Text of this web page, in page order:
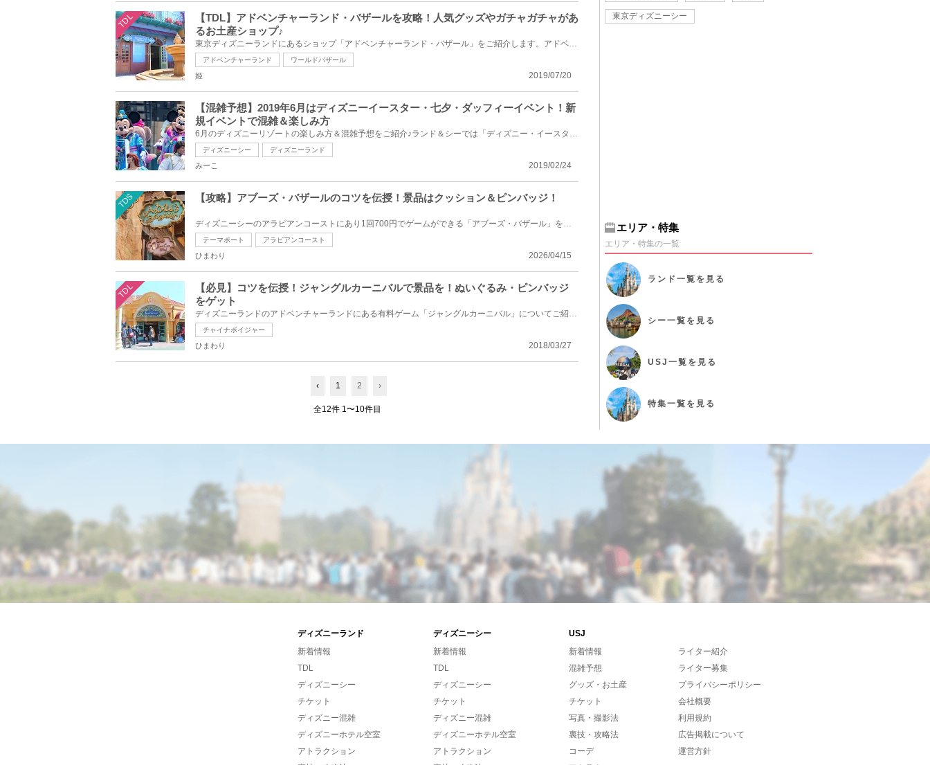
TDL
【TDL】アドベンチャーランド・バザールを攻略！人気グッズやガチャガチャがあ
るお土産ショップ♪
東京ディズニーランドにあるショップ「アドベンチャーランド・バザール」をご紹介します。アドベンチャ...
アドベンチャーランド ワールドバザール
2019/07/20
姫
【混雑予想】2019年6月はディズニーイースター・七夕・ダッフィーイベント！新
規イベントで混雑＆楽しみ方
6月のディズニーリゾートの楽しみ方＆混雑予想をご紹介♪ランド＆シーでは「ディズニー・イースター」と...
ディズニーシー ディズニーランド
2019/02/24
みーこ
TDS 【攻略】アブーズ・バザールのコツを伝授！景品はクッション＆ピンバッジ！
ディズニーシーのアラビアンコーストにあり1回700円でゲームができる「アブーズ・バザール」をご紹介し...
テーマポート アラビアンコースト
2026/04/15
ひまわり
TDL
【必見】コツを伝授！ジャングルカーニバルで景品を！ぬいぐるみ・ピンバッジ
をゲット
ディズニーランドのアドベンチャーランドにある有料ゲーム「ジャングルカーニバル」についてご紹介しま...
チャイナボイジャー
2018/03/27
ひまわり
‹ 1 2 ›
全12件 1〜10件目
東京ディズニーシー
エリア・特集
エリア・特集の一覧
ランド 一覧を見る
シー一覧を見る
USJ 一覧を見る
特集一覧を見る
ディズニーランド ディズニーシー
USJ
新着情報
TDL
ディズニーシー
チケット
ディズニー混雑
ディズニーホテル空室
アトラクション
新着情報
TDL
ディズニーシー
チケット
ディズニー混雑
ディズニーホテル空室
アトラクション
新着情報
混雑予想
グッズ・お土産
チケット
写真・撮影法
裏技・攻略法
コーデ
ライター紹介
ライター募集
プライバシーポリシー
会社概要
利用規約
広告掲載について
運営方針